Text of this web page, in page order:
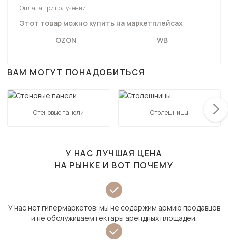
Оплата при получении
Этот товар можно купить на маркетплейсах
OZON
WB
ВАМ МОГУТ ПОНАДОБИТЬСЯ
Стеновые панели Столешницы
У НАС ЛУЧШАЯ ЦЕНА
НА РЫНКЕ И ВОТ ПОЧЕМУ
У нас нет гипермаркетов: мы не содержим армию продавцов
и не обслуживаем гектары арендных площадей.